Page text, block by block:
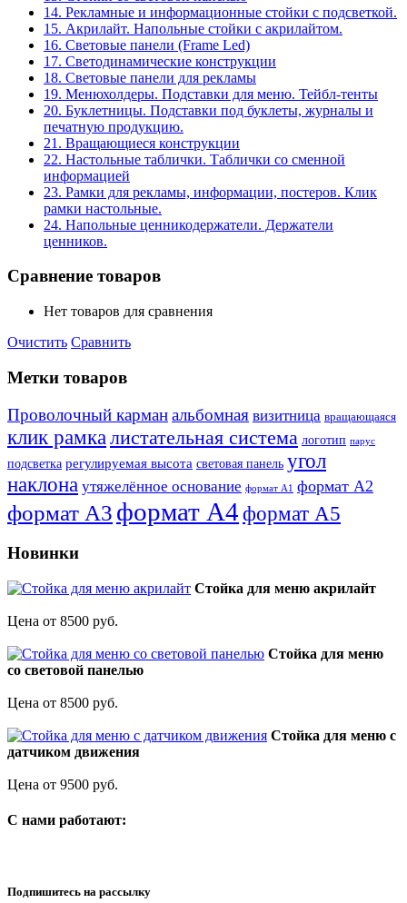
14. Рекламные и информационные стойки с подсветкой.
15. Акрилайт. Напольные стойки с акрилайтом.
16. Световые панели (Frame Led)
17. Светодинамические конструкции
18. Световые панели для рекламы
19. Менюхолдеры. Подставки для меню. Тейбл-тенты
20. Буклетницы. Подставки под буклеты, журналы и
печатную продукцию.
21. Вращающиеся конструкции
22. Настольные таблички. Таблички со сменной
информацией
23. Рамки для рекламы, информации, постеров. Клик
рамки настольные.
24. Напольные ценникодержатели. Держатели
ценников.
Сравнение товаров
Нет товаров для сравнения
Очистить Сравнить
Метки товаров
Проволочный карманальбомная визитница вращающаяся
клик рамка листательная система логотип парус
подсветка регулируемая высота световая панель угол
наклона утяжелённое основание формат А1 формат А2
формат А3 формат А4формат А5
Новинки
Стойка для меню акрилайт
Цена от 8500 руб.
Стойка для меню
со световой панелью
Цена от 8500 руб.
Стойка для меню с
датчиком движения
Цена от 9500 руб.
C нами работают:
Подпишитесь на рассылку